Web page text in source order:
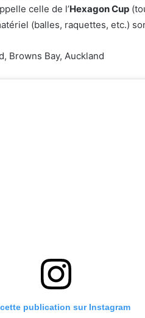
celle de l’Hexagon Cup
(balles, raquettes, etc.)
Browns Bay, Auckland
publication sur Instagram